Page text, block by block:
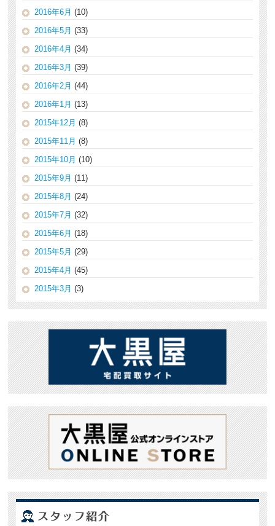
2016年6月 (10)
2016年5月 (33)
2016年4月 (34)
2016年3月 (39)
2016年2月 (44)
2016年1月 (13)
2015年12月 (8)
2015年11月 (8)
2015年10月 (10)
2015年9月 (11)
2015年8月 (24)
2015年7月 (32)
2015年6月 (18)
2015年5月 (29)
2015年4月 (45)
2015年3月 (3)